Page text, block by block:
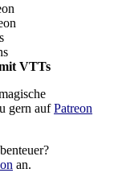
VTTs
gern aufPatreon
an.